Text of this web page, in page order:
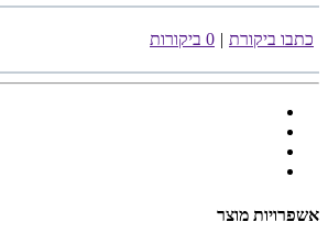
כתבו ביקורת | 0 ביקורות
אשפרויות מוצר